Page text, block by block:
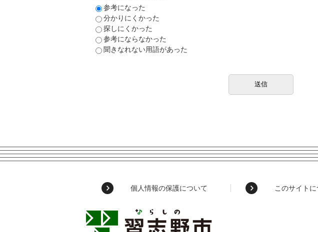
参考になった
分かりにくかった
探しにくかった
参考にならなかった
聞きなれない用語があった
個人情報の保護について このサイト
習
志